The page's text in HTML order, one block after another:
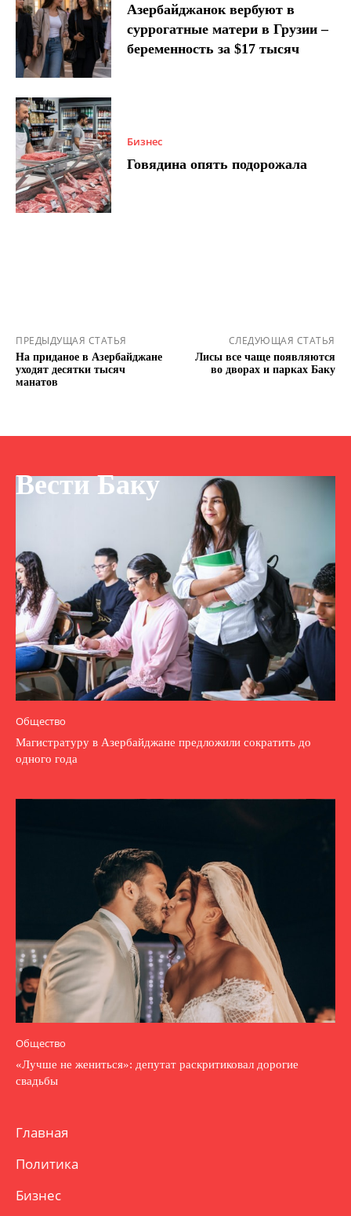
Азербайджанок вербуют в
суррогатные матери в Грузии –
беременность за $17 тысяч
Бизнес
Говядина опять подорожала
ПРЕДЫДУЩАЯ СТАТЬЯ
На приданое в Азербайджане
уходят десятки тысяч
манатов
СЛЕДУЮЩАЯ СТАТЬЯ
Лисы все чаще появляются
во дворах и парках Баку
Вести Баку
Общество
Магистратуру в Азербайджане предложили сократить до
одного года
Общество
«Лучше не жениться»: депутат раскритиковал дорогие
свадьбы
Главная
Политика
Бизнес